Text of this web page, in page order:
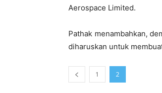
Aerospace Limited.
Pathak menambahkan,
diharuskan untuk
1 2